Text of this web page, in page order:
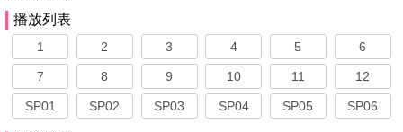
播放列表
1 2 3 4 5 6
7 8 9 10 11 12
SP01 SP02 SP03 SP04 SP05 SP06